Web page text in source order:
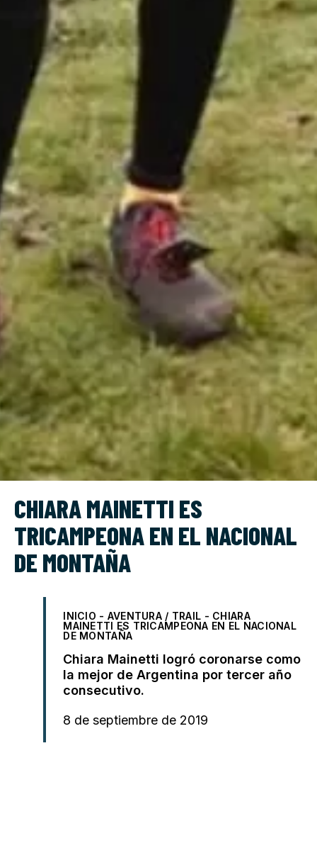
CHIARA MAINETTI ES
TRICAMPEONA EN EL NACIONAL
DE MONTAÑA
INICIO - AVENTURA / TRAIL - CHIARA
MAINETTI ES TRICAMPEONA EN EL NACIONAL
DE MONTAÑA
Chiara Mainetti logró coronarse como
la mejor de Argentina por tercer año
consecutivo.
8 de septiembre de 2019